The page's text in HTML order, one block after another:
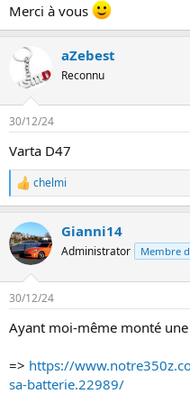
Merci à vous
aZebest
Reconnu
30/12/24
Varta D47
L
e
r
é
a
i
n
:
chelmi
Gianni14
Administrator Membre
30/12/24
Ayant moi-même monté
=> https://
sa-batterie.22989/